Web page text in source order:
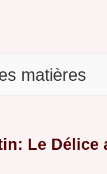
matières
Le Délice